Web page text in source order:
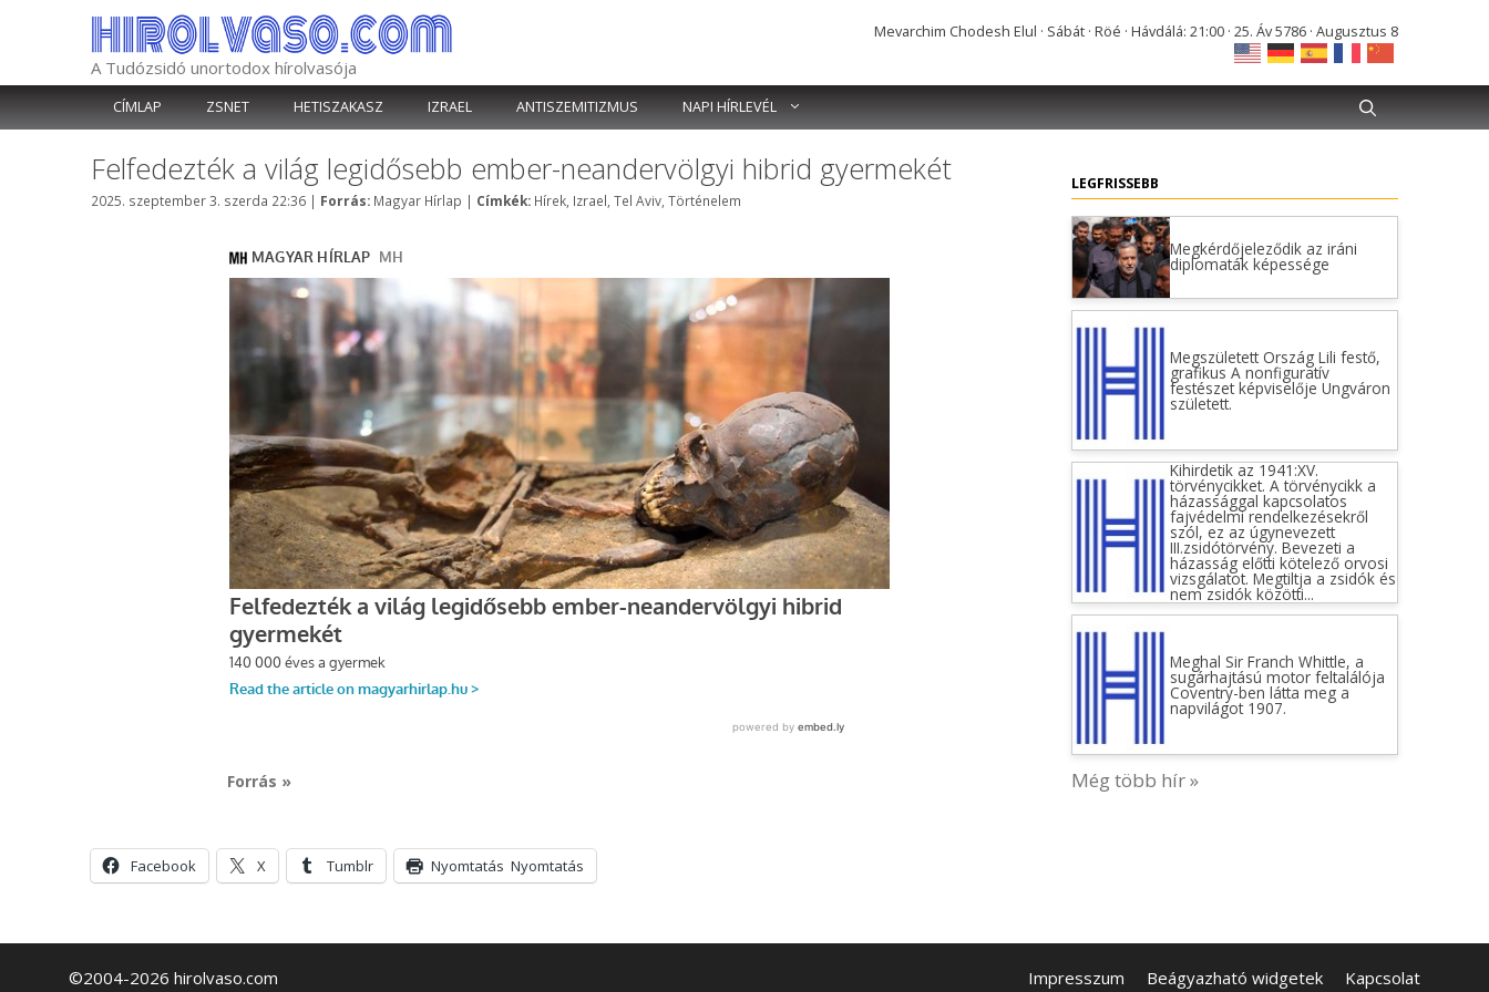
A Tudózsidó unortodox hírolvasója
Mevarchim Chodesh Elul · Sábát · Röé · Hávdálá: 21:00 · 25. Áv 5786 · Augusztus 8
CÍMLAP ZSNET HETISZAKASZ IZRAEL ANTISZEMITIZMUS NAPI HÍRLEVÉL
Felfedezték a világ legidősebb ember-neandervölgyi hibrid gyermekét
2025. szeptember 3. szerda 22:36 | Forrás: Kategória
Magyar Hírlap | Címkék: Címkék
Hírek Izrael Tel Aviv Történelem
Forrás »
Facebook X Tumblr Nyomtatás Nyomtatás
LEGFRISSEBB
Megkérdőjeleződik az iráni
diplomaták képessége
Megszületett Ország Lili festő,
grafikus A nonfiguratív
festészet képviselője Ungváron
született.
Kihirdetik az 1941:XV.
törvénycikket. A törvénycikk a
házassággal kapcsolatos
fajvédelmi rendelkezésekről
szól, ez az úgynevezett
III.zsidótörvény. Bevezeti a
házasság előtti kötelező orvosi
vizsgálatot. Megtiltja a zsidók és
nem zsidók közötti...
Meghal Sir Franch Whittle, a
sugárhajtású motor feltalálója
Coventry-ben látta meg a
napvilágot 1907.
Még több hír »
Impresszum Beágyazható widgetek Kapcsolat
©2004-2026 hirolvaso.com